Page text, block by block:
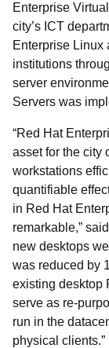
Enterprise
city’s ICT
Enterprise Linux
institutions
server
Servers was
“Red Hat
asset for the city
workstations
quantifiable
in Red Hat
remarkable,”
new desktops
was reduced by
existing desktop
serve as re-
run in the
physical clients.”